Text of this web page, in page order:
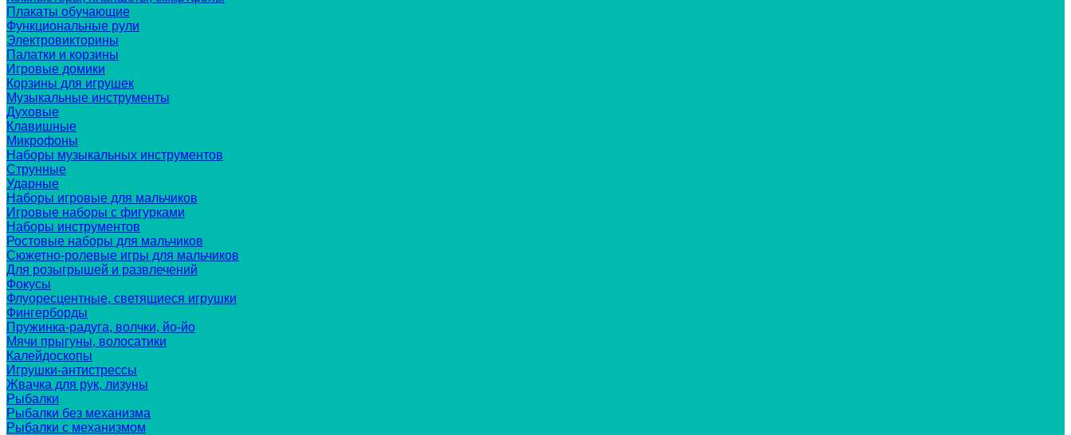
Плакаты обучающие
Функциональные рули
Электровикторины
Палатки и корзины
Игровые домики
Корзины для игрушек
Музыкальные инструменты
Духовые
Клавишные
Микрофоны
Наборы музыкальных инструментов
Струнные
Ударные
Наборы игровые для мальчиков
Игровые наборы с фигурками
Наборы инструментов
Ростовые наборы для мальчиков
Сюжетно-ролевые игры для мальчиков
Для розыгрышей и развлечений
Фокусы
Флуоресцентные, светящиеся игрушки
Фингерборды
Пружинка-радуга, волчки, йо-йо
Мячи прыгуны, волосатики
Калейдоскопы
Игрушки-антистрессы
Жвачка для рук, лизуны
Рыбалки
Рыбалки без механизма
Рыбалки с механизмом